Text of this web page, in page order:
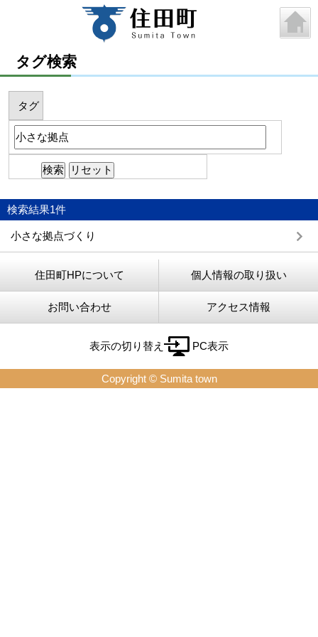
タグ検索
タグ
検索結果1件
小さな拠点づくり
住田町HPについて 個人情報の取り扱い
お問い合わせ アクセス情報
表示の切り替え PC表示
Copyright © Sumita town